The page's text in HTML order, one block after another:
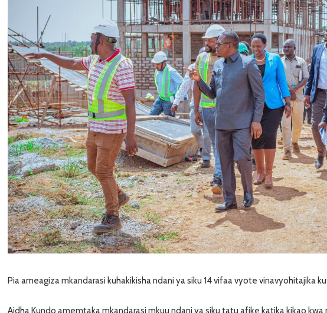
Pia ameagiza mkandarasi kuhakikisha ndani ya siku 14 vifaa vyote vinavyohitajika
Aidha Kundo amemtaka mkandarasi mkuu ndani ya siku tatu afike katika kikao